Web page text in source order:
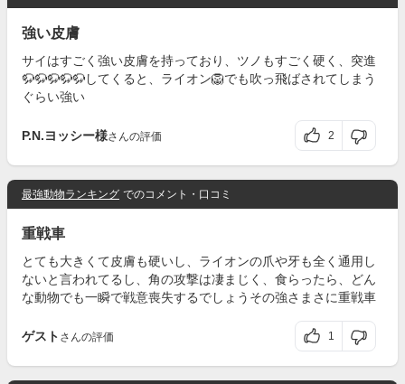
強い皮膚
サイはすごく強い皮膚を持っており、ツノもすごく硬く、突進
🦬🦬🦬🦬🦬してくると、ライオン🦁でも吹っ飛ばされてしまう
ぐらい強い
P.N.ヨッシー様さんの評価 2
最強動物ランキング でのコメント・口コミ
重戦車
とても大きくて皮膚も硬いし、ライオンの爪や牙も全く通用し
ないと言われてるし、角の攻撃は凄まじく、食らったら、どん
な動物でも一瞬で戦意喪失するでしょうその強さまさに重戦車
ゲスト さんの評価 1